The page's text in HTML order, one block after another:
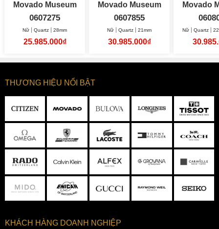
Movado Museum
Classic 28mm
0607275
Nữ Quartz 28mm
25.985.000₫
Movado Museum
Velura Mini 21mm
0607855
Nữ Quartz 21mm
30.985.000₫
Movado
Nữ Quartz
THƯƠNG HIỆU NỔI BẬT
KHÁCH HÀNG DOANH NGHIỆP